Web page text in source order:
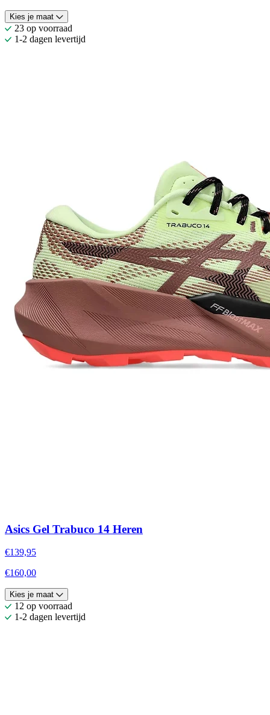
Kies je maat
23 op voorraad
1-2 dagen levertijd
Asics Gel Trabuco 14 Heren
€139,95
€160,00
Kies je maat
12 op voorraad
1-2 dagen levertijd